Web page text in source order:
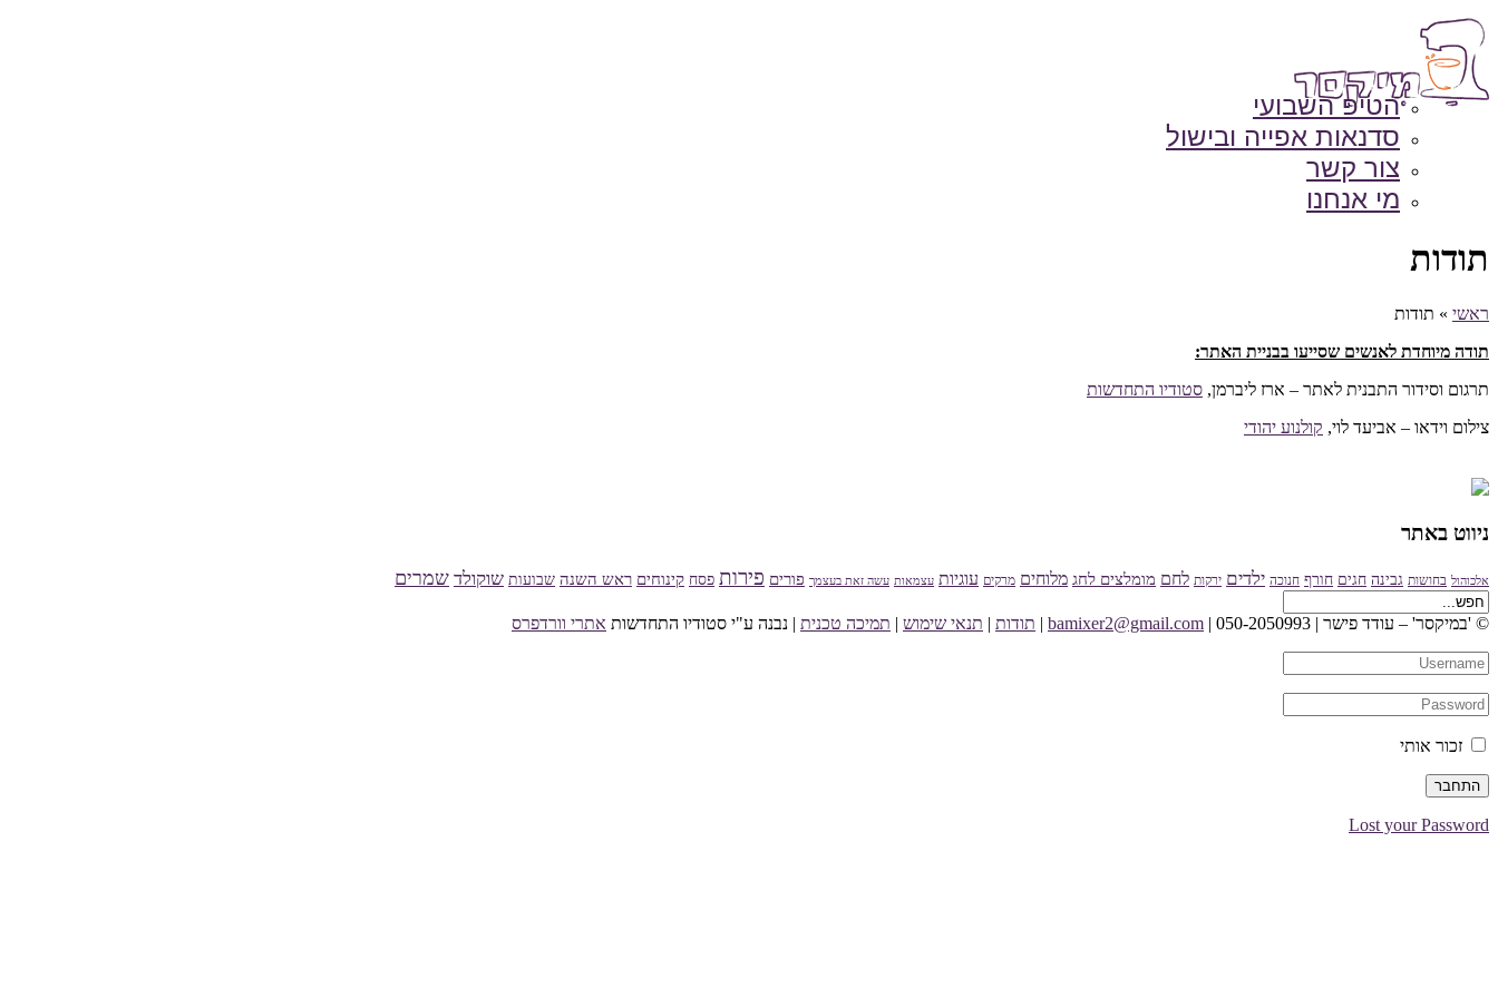
הטיפ השבועי
סדנאות אפייה ובישול
צור קשר
מי אנחנו
תודות
ראשי » תודות
תודה מיוחדת לאנשים שסייעו בבניית האתר:
תרגום וסידור התבנית לאתר – ארז ליברמן, סטודיו התחדשות
צילום וידאו – אביעד לוי, קולנוע יהודי
ניווט באתר
אלכוהול בחושות גבינה חגים חורף חנוכה ילדים ירקות לחם מומלצים לחג מלוחים מרקים עוגיות עצמאות עשה זאת בעצמך פורים פירות פסח קינוחים ראש השנה שבועות שוקולד שמרים
© 'במיקסר' – עודד פישר | 050-2050993 |
bamixer2@gmail.com
| תודות | תנאי שימוש | תמיכה טכנית | נבנה ע"י סטודיו התחדשות אתרי וורדפרס
זכור אותי
Lost your Password